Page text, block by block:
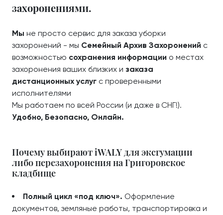
захоронениями.
Мы не просто сервис для заказа уборки
захоронений - мы Семейный Архив Захоронений с
возможностью сохранения информации о местах
захоронения ваших близких и заказа
дистанционных услуг с проверенными
исполнителями
Мы работаем по всей России (и даже в СНГ!).
Удобно, Безопасно, Онлайн.
Почему выбирают iWALY для эксгумации
либо перезахоронения на Григоровское
кладбище
Полный цикл «под ключ». Оформление
документов, земляные работы, транспортировка и